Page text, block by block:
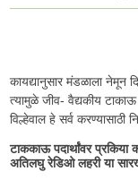
कायद्यानुसार मंडळाला
त्यामुळे जीव- वैद्यकीय
विल्हेवाल हे सर्व
टाककाऊ पदार्थांवर
अतिलघु रेडिओ लहरी या